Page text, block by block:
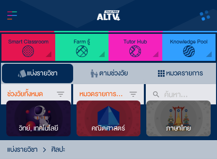
Smart Classroom Farm รู้ Tutor Hub Knowledge Pool
แบ่งรายวิชา ตามช่วงวัย
หมวดรายการ
ช่วงวัยทั้งหมด
หมวดรายการทั้งหมด
วิทย์, เทคโนโลยี คณิตศาสตร์
ภาษาไทย
แบ่งรายวิชา
ศิลปะ